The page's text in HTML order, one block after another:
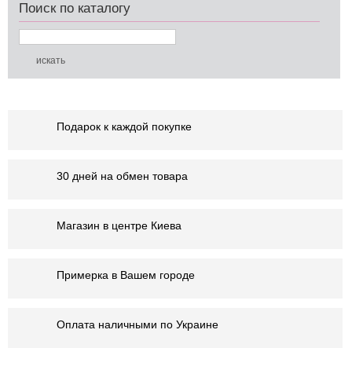
Поиск по каталогу
Подарок к каждой покупке
30 дней на обмен товара
Магазин в центре Киева
Примерка в Вашем городе
Оплата наличными по Украине